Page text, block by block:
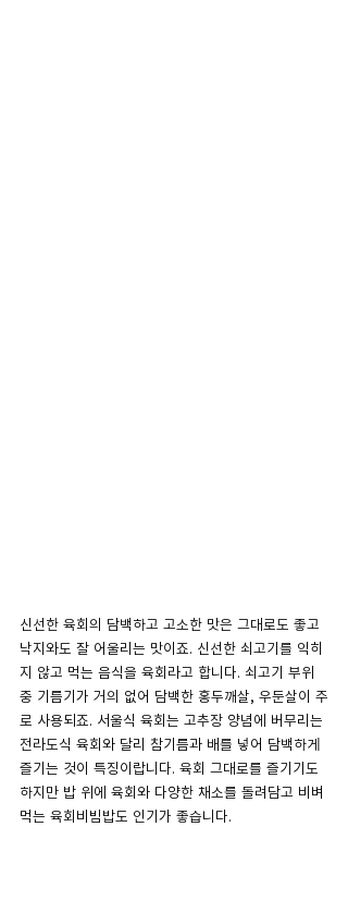
신선한 육회의 담백하고 고소한 맛은 그대로도 좋고
낙지와도 잘 어울리는 맛이죠. 신선한 쇠고기를 익히
지 않고 먹는 음식을 육회라고 합니다. 쇠고기 부위
중 기름기가 거의 없어 담백한 홍두깨살, 우둔살이 주
로 사용되죠. 서울식 육회는 고추장 양념에 버무리는
전라도식 육회와 달리 참기름과 배를 넣어 담백하게
즐기는 것이 특징이랍니다. 육회 그대로를 즐기기도
하지만 밥 위에 육회와 다양한 채소를 돌려담고 비벼
먹는 육회비빔밥도 인기가 좋습니다.